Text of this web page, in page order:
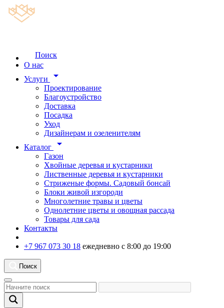
Поиск
О нас
Услуги
arrow_drop_down
Проектирование
Благоустройство
Доставка
Посадка
Уход
Дизайнерам и озеленителям
Каталог
arrow_drop_down
Газон
Хвойные деревья и кустарники
Лиственные деревья и кустарники
Стриженые формы. Садовый бонсай
Блоки живой изгороди
Многолетние травы и цветы
Однолетние цветы и овощная рассада
Товары для сада
Контакты
+7 967 073 30 18 ежедневно с 8:00 до 19:00
Поиск